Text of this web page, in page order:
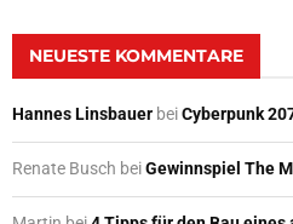
NEUESTE KOMMENTARE
Hannes Linsbauer beiCyberpunk
Renate Busch beiGewinnspiel The